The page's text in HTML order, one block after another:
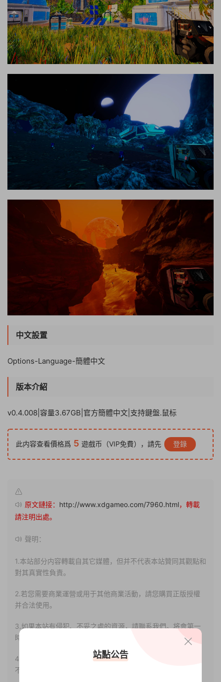
中文設置
Options-Language-簡體中文
版本介紹
v0.4.008|容量3.67GB|官方簡體中文|支持鍵盤.鼠标
此内容查看價格爲 5 遊戲币（VIP免費），請先 登錄
原文鏈接： http://www.xdgameo.com/7960.html，轉載
請注明出處。
聲明：
1.本站部分内容轉載自其它媒體，但并不代表本站贊同其觀點和
對其真實性負責。
2.若您需要商業運營或用于其他商業活動，請您購買正版授權
并合法使用。
3.如果本站有侵犯、不妥之處的資源，請聯系我們。将會第一
時間解決！
4.本站部分内容均由互聯網收集整理，僅供大家參考、學習，
不存在任何商業目的與商業用途。
站點公告